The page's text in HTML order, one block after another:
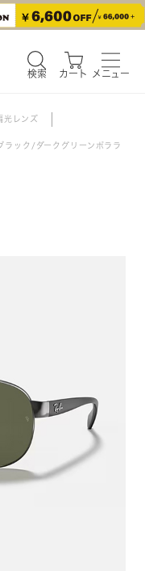
検索 カート メニュー
光レンズ
ック/ダークグリーンポララ